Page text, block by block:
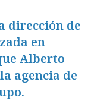
dirección de
en
Alberto
agencia de